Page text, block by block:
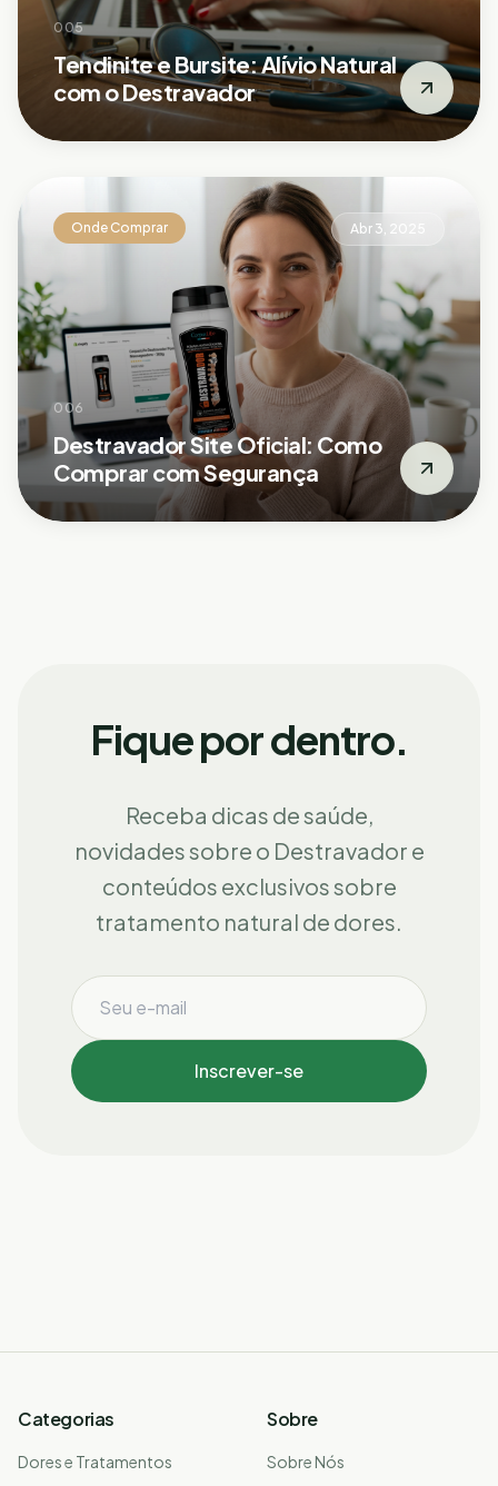
005
Tendinite e Bursite: Alívio Natural
com o Destravador
Onde Comprar Abr 3, 2025
006
Destravador Site Oficial: Como
Comprar com Segurança
Fique por dentro.
Receba dicas de saúde,
novidades sobre o Destravador e
conteúdos exclusivos sobre
tratamento natural de dores.
Inscrever-se
Categorias
Dores e Tratamentos
Sobre
Sobre Nós